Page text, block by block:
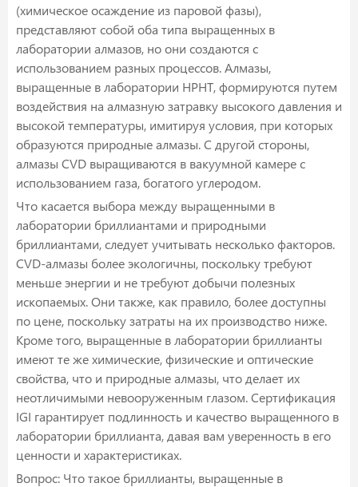
(химическое осаждение из паровой фазы),
представляют собой оба типа выращенных в
лаборатории алмазов, но они создаются с
использованием разных процессов. Алмазы,
выращенные в лаборатории HPHT, формируются путем
воздействия на алмазную затравку высокого давления и
высокой температуры, имитируя условия, при которых
образуются природные алмазы. С другой стороны,
алмазы CVD выращиваются в вакуумной камере с
использованием газа, богатого углеродом.
Что касается выбора между выращенными в
лаборатории бриллиантами и природными
бриллиантами, следует учитывать несколько факторов.
CVD-алмазы более экологичны, поскольку требуют
меньше энергии и не требуют добычи полезных
ископаемых. Они также, как правило, более доступны
по цене, поскольку затраты на их производство ниже.
Кроме того, выращенные в лаборатории бриллианты
имеют те же химические, физические и оптические
свойства, что и природные алмазы, что делает их
неотличимыми невооруженным глазом. Сертификация
IGI гарантирует подлинность и качество выращенного в
лаборатории бриллианта, давая вам уверенность в его
ценности и характеристиках.
Вопрос: Что такое бриллианты, выращенные в